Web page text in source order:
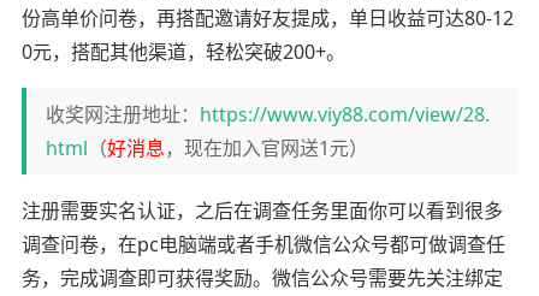
份高单价问卷，再搭配邀请好友提成，单日收益可达80-12
0元，搭配其他渠道，轻松突破200+。
收奖网注册地址： https://www.viy88.com/view/28.
html （好消息，现在加入官网送1元）
注册需要实名认证，之后在调查任务里面你可以看到很多
调查问卷，在pc电脑端或者手机微信公众号都可做调查任
务，完成调查即可获得奖励。微信公众号需要先关注绑定